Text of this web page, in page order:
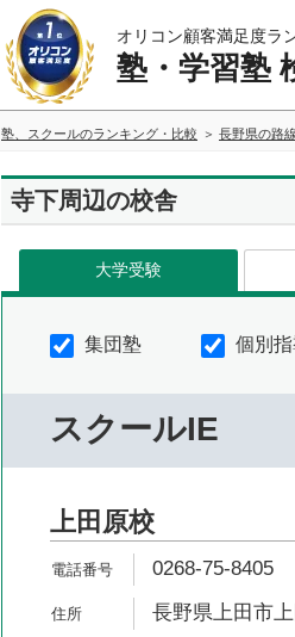
オリコン顧客満足度ラ
塾・学習塾
塾、スクールのランキング・比較 長野県の路
寺下周辺の校舎
大学受験
集団塾 個別
スクールIE
上田原校
0268-75-8405
長野県上田市